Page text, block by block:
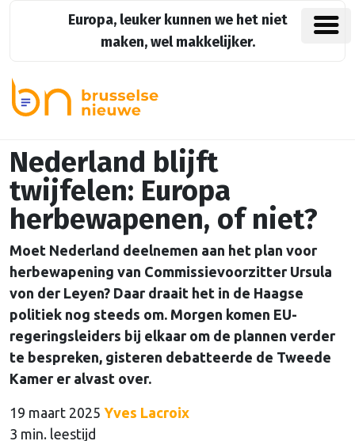
Europa, leuker kunnen we het niet
maken, wel makkelijker.
Nederland blijft
twijfelen: Europa
herbewapenen, of niet?
Moet Nederland deelnemen aan het plan voor
herbewapening van Commissievoorzitter Ursula
von der Leyen? Daar draait het in de Haagse
politiek nog steeds om. Morgen komen EU-
regeringsleiders bij elkaar om de plannen verder
te bespreken, gisteren debatteerde de Tweede
Kamer er alvast over.
19 maart 2025 Yves Lacroix
3 min. leestijd